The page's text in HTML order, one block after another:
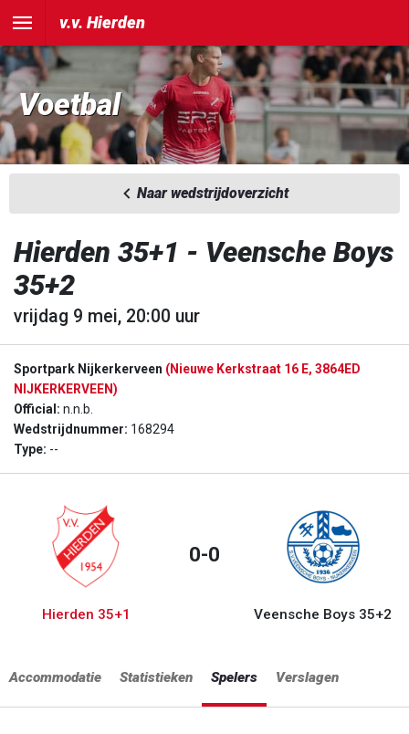
v.v. Hierden
Voetbal
Naar wedstrijdoverzicht
Hierden 35+1 - Veensche Boys
35+2
vrijdag 9 mei, 20:00 uur
Sportpark Nijkerkerveen (Nieuwe Kerkstraat 16 E, 3864ED
NIJKERKERVEEN)
Official: n.n.b.
Wedstrijdnummer: 168294
Type: --
Hierden 35+1
0-0
Veensche Boys 35+2
Accommodatie Statistieken Spelers Verslagen